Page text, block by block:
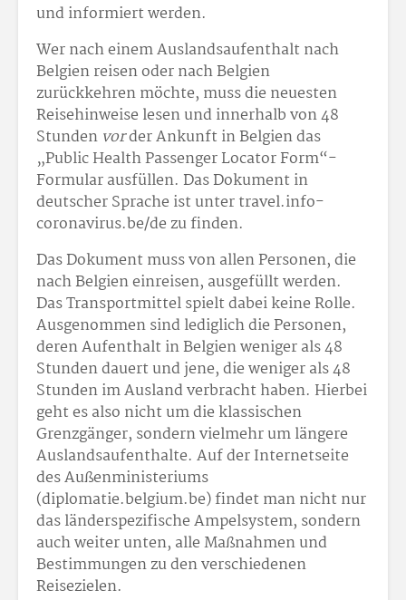
und informiert werden.
Wer nach einem Auslandsaufenthalt nach
Belgien reisen oder nach Belgien
zurückkehren möchte, muss die neuesten
Reisehinweise lesen und innerhalb von 48
Stunden vorder Ankunft in Belgien das
„Public Health Passenger Locator Form“-
Formular ausfüllen. Das Dokument in
deutscher Sprache ist unter travel.info-
coronavirus.be/de zu finden.
Das Dokument muss von allen Personen, die
nach Belgien einreisen, ausgefüllt werden.
Das Transportmittel spielt dabei keine Rolle.
Ausgenommen sind lediglich die Personen,
deren Aufenthalt in Belgien weniger als 48
Stunden dauert und jene, die weniger als 48
Stunden im Ausland verbracht haben. Hierbei
geht es also nicht um die klassischen
Grenzgänger, sondern vielmehr um längere
Auslandsaufenthalte. Auf der Internetseite
des Außenministeriums
(diplomatie.belgium.be) findet man nicht nur
das länderspezifische Ampelsystem, sondern
auch weiter unten, alle Maßnahmen und
Bestimmungen zu den verschiedenen
Reisezielen.